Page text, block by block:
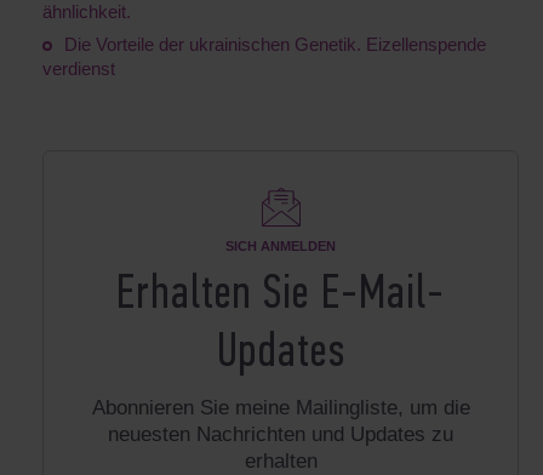
ähnlichkeit.
Die Vorteile der ukrainischen Genetik. Eizellenspende
verdienst
SICH ANMELDEN
Erhalten Sie E-Mail-
Updates
Abonnieren Sie meine Mailingliste, um die
neuesten Nachrichten und Updates zu
erhalten